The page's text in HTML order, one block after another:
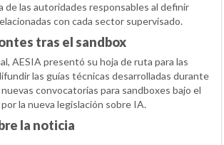
de las autoridades responsables al definir
con cada sector supervisado.
tras el sandbox
AESIA presentó su hoja de ruta para las
las guías técnicas desarrolladas durante
convocatorias para sandboxes bajo el
la nueva legislación sobre IA.
la noticia